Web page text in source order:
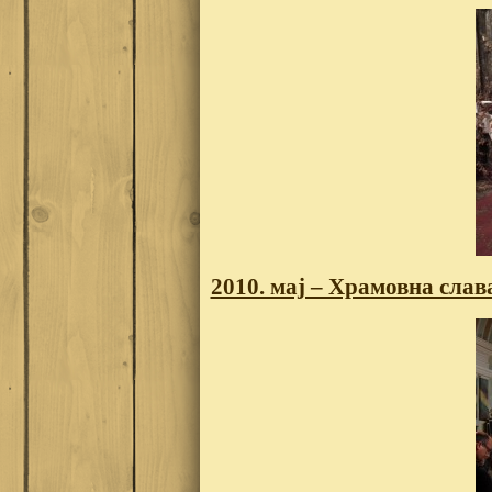
2010. мај – Храмовна